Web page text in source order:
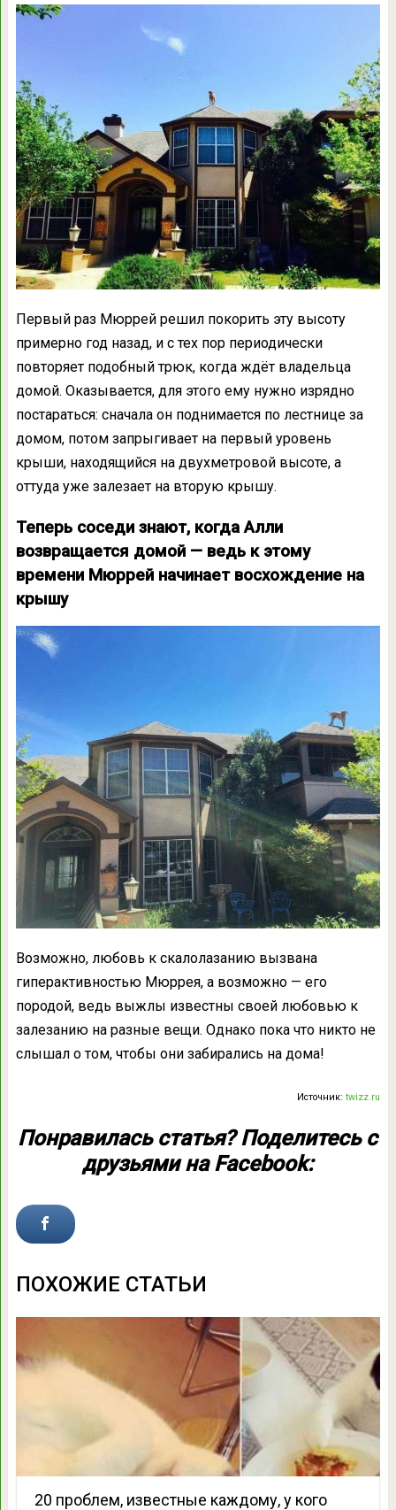
Первый раз Мюррей решил покорить эту высоту
примерно год назад, и с тех пор периодически
повторяет подобный трюк, когда ждёт владельца
домой. Оказывается, для этого ему нужно изрядно
постараться: сначала он поднимается по лестнице за
домом, потом запрыгивает на первый уровень
крыши, находящийся на двухметровой высоте, а
оттуда уже залезает на вторую крышу.
Теперь соседи знают, когда Алли
возвращается домой — ведь к этому
времени Мюррей начинает восхождение на
крышу
Возможно, любовь к скалолазанию вызвана
гиперактивностью Мюррея, а возможно — его
породой, ведь выжлы известны своей любовью к
залезанию на разные вещи. Однако пока что никто не
слышал о том, чтобы они забирались на дома!
Источник:twizz.ru
Понравилась статья? Поделитесь с
друзьями на Facebook:
ПОХОЖИЕ СТАТЬИ
20 проблем, известные каждому, у кого